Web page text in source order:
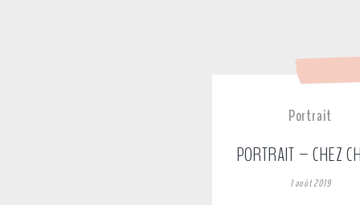
Portrait
PORTRAIT – CHEZ
1 août 2019